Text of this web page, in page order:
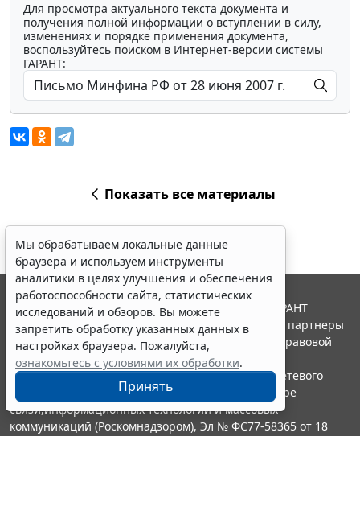
Для просмотра актуального текста документа и
получения полной информации о вступлении в силу,
изменениях и порядке применения документа,
воспользуйтесь поиском в Интернет-версии системы
ГАРАНТ:
Показать все материалы
Мы обрабатываем локальные данные
браузера и используем инструменты
аналитики в целях улучшения и обеспечения
работоспособности сайта, статистических
исследований и обзоров. Вы можете
запретить обработку указанных данных в
настройках браузера. Пожалуйста,
ознакомьтесь с условиями их обработки.
Принять
© ООО "НПП "ГАРАНТ-СЕРВИС", 2026. Система ГАРАНТ
выпускается с 1990 года. Компания "Гарант" и ее партнеры
являются участниками Российской ассоциации правовой
информации ГАРАНТ.
Портал ГАРАНТ.РУ зарегистрирован в качестве сетевого
издания Федеральной службой по надзору в сфере
связи,информационных технологий и массовых
коммуникаций (Роскомнадзором), Эл № ФС77-58365 от 18